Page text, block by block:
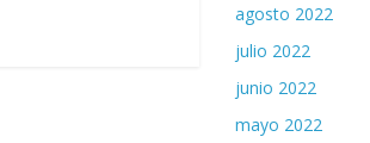
agosto 2022
julio 2022
junio 2022
mayo 2022